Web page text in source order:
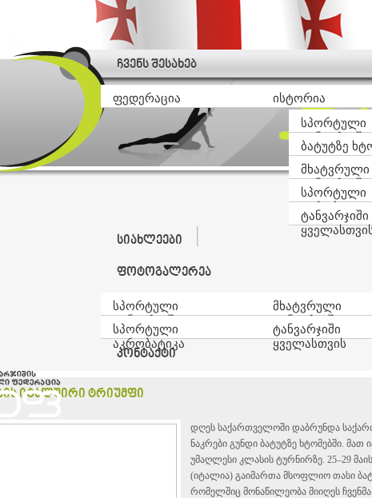
ჩვენს შესახებ
ფედერაცია
ისტორია
სპორტული
ტანვარჯიში
ბატუტზე
მხატვრული
ტანვარჯიში
სპორტული
აკრობატიკა
ტანვარჯიში
სიახლეები
ფოტოგალერეა
სპორტული
ტანვარჯიში
მხატვრული
ტანვარჯიში
სპორტული
აკრობატიკა
ტანვარჯიში
ყველასთვის
კონტაქტი
იტალუირი ტრიუმფი
დღეს საქართველოში დაბრუნდა
ნაკრები გუნდი ბატუტზე ხტომებში. მათ
უმაღლესი კლასის ტურნირზე. 25–29
(იტალია) გაიმართა მსოფლიო თასი
რომელშიც მონაწილეობა მიიღეს ჩვენმა